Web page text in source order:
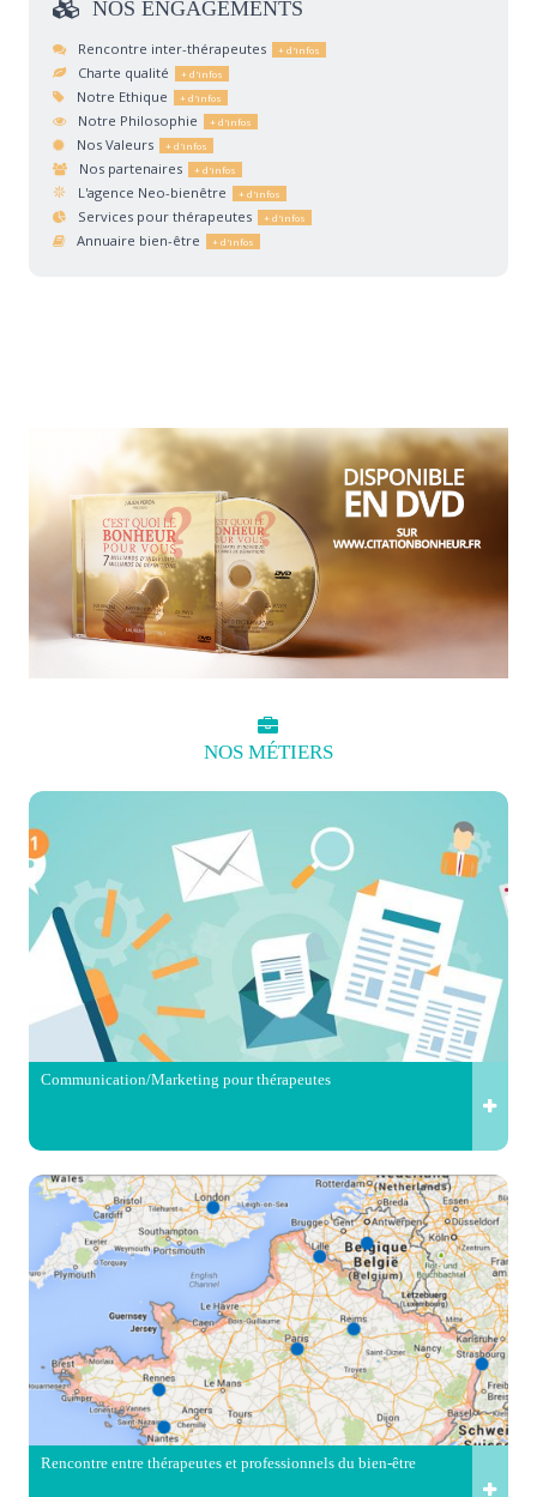
NOS ENGAGEMENTS
Rencontre inter-thérapeutes
Charte qualité
Notre Ethique
Notre Philosophie
Nos Valeurs
Nos partenaires
L'agence Neo-bienêtre
Services pour thérapeutes
Annuaire bien-être
NOS MÉTIERS
Communication/Marketing pour thérapeutes
Rencontre entre thérapeutes et professionnels du bien-être